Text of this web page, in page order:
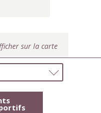
sur la carte